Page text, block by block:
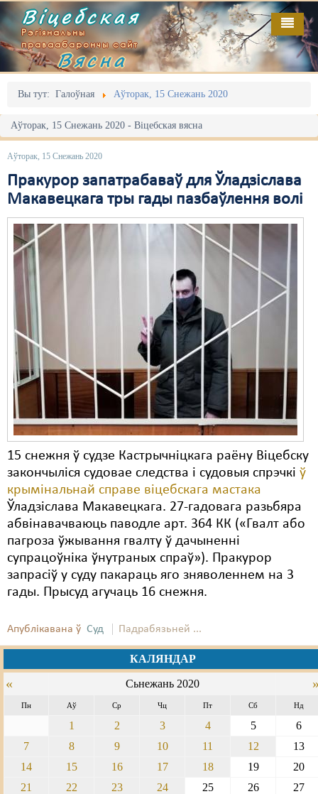
Віцебская
Рэгіянальны
праваабарончы сайт
Вясна
Вы тут: Галоўная Аўторак, 15 Снежань 2020
Аўторак, 15 Снежань 2020 - Віцебская вясна
Аўторак, 15 Снежань 2020
Пракурор запатрабаваў для Ўладзіслава
Макавецкага тры гады пазбаўлення волі
15 снежня ў судзе Кастрычніцкага раёну Віцебску
закончыліся судовае следства і судовыя спрэчкі ў
крымінальнай справе віцебскага мастака
Ўладзіслава Макавецкага. 27-гадовага разьбяра
абвінавачваюць паводле арт. 364 КК («Гвалт або
пагроза ўжывання гвалту ў дачыненні
супрацоўніка ўнутраных спраў»). Пракурор
запрасіў у суду пакараць яго зняволеннем на 3
гады. Прысуд агучаць 16 снежня.
Апублікавана ў Суд Падрабязьней ...
КАЛЯНДАР
« Сьнежань 2020
Пн Аў Ср Чц Пт Сб Нд
1 2 3 4 5
6
7
8 9 10 11 12
13
14
15 16 17 18 19
20
21
22 23 24 25 26
27
Галоўная
Адміністрацыйны перасьлед
Акцыі
Выбары
Грамадзянскія ініцыятывы
Дзяржава
Дыскрымінацыя
Затрыманьні
Карная псыхіятрыя
КПЧ ААН
Культурныя правы
ЛПП
Мігранты
Мірныя сходы
Палітвязьні
Праваабаронцы
Правы дзіцяці
Пэнітэнцыярная сыстэма
Рознае
Сьмяротнае пакараньне
Экалёгія
Выданьні
Відэа
Пра нас
RSS